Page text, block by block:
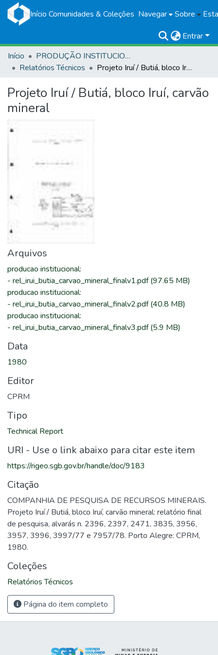
Início Comunidades & Coleções Navegar Sobre
Entrar
Início
PRODUÇÃO INSTITUCIONAL
Relatórios Técnicos
Projeto Iruí / Butiá, bloco Iruí, carvão mineral
Projeto Iruí / Butiá, bloco Iruí, carvão
mineral
Arquivos
producao institucional:
- rel_irui_butia_carvao_mineral_finalv1.pdf(97.65 MB)
producao institucional:
- rel_irui_butia_carvao_mineral_finalv2.pdf(40.8 MB)
producao institucional:
- rel_irui_butia_carvao_mineral_finalv3.pdf(5.9 MB)
Data
1980
Editor
CPRM
Tipo
Technical Report
URI - Use o link abaixo para citar este item
https://rigeo.sgb.gov.br/handle/doc/9183
Citação
COMPANHIA DE PESQUISA DE RECURSOS MINERAIS.
Projeto Iruí / Butiá, bloco Iruí, carvão mineral: relatório final
de pesquisa, alvarás n. 2396, 2397, 2471, 3835, 3956,
3957, 3996, 3997/77 e 7957/78. Porto Alegre: CPRM,
1980.
Coleções
Relatórios Técnicos
Página do item completo